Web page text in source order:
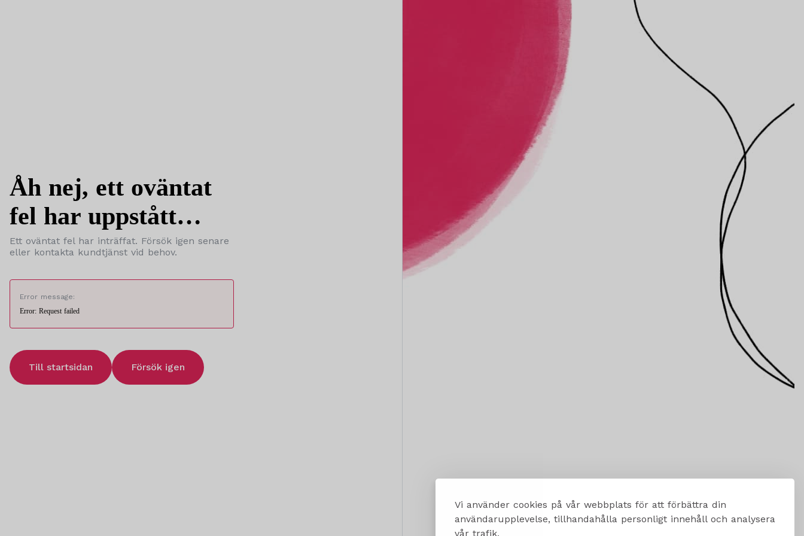
Vi använder cookies på vår webbplats för att förbättra din
användarupplevelse, tillhandahålla personligt innehåll och analysera
vår trafik.
Åh nej, ett oväntat
fel har uppstått…
Ett oväntat fel har inträffat. Försök igen senare
eller kontakta kundtjänst vid behov.
Error message:
Error: Request failed
Till startsidan Försök igen